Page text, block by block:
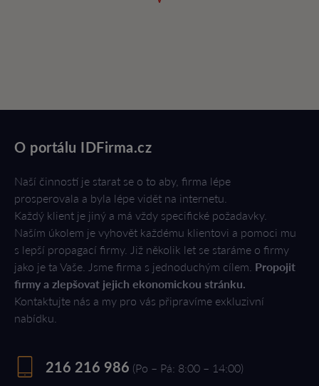
O portálu IDFirma.cz
Naší činností je starat se o to aby, firma lépe
prosperovala a byla lépe vidět na internetu.
Každý klient je jiný a má vždy specifické požadavky.
Naším úkolem je vyhovět každému klientovi a pomoci mu
s lepší propagací firmy. Již několik let se staráme o firmy
jako je ta Vaše. Jsme firma s jednoduchým cílem. Propojit
firmy a zlepšovat jejich ekonomickou stránku.
Kontaktujte nás a my pro vás připravíme exkluzivní
nabídku.
216 216 986 (Po – Pá: 8:00 – 14:00)